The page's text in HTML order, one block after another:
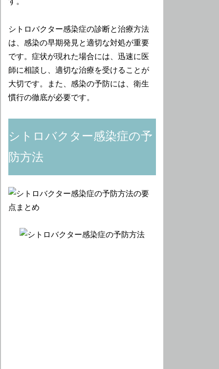
シトロバクター感染症の診断と治療方法
は、感染の早期発見と適切な対処が重要
です。症状が現れた場合には、迅速に医
師に相談し、適切な治療を受けることが
大切です。また、感染の予防には、衛生
慣行の徹底が必要です。
シトロバクター感染症の予
防方法